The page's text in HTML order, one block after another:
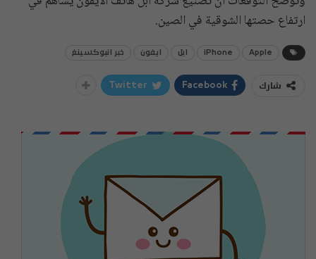
ارتفاع حصتها الشوقية في الصين.
Apple
iPhone ابل ايفون خبر انبوكسينغ
شارك Facebook
Twitter